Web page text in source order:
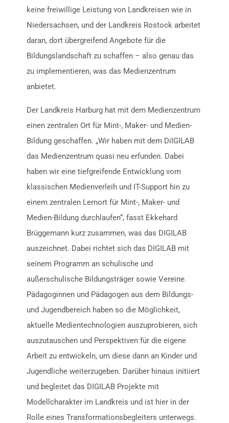
keine freiwillige Leistung von Landkreisen wie in
Niedersachsen, und der Landkreis Rostock arbeitet
daran, dort übergreifend Angebote für die
Bildungslandschaft zu schaffen – also genau das
zu implementieren, was das Medienzentrum
anbietet.
Der Landkreis Harburg hat mit dem Medienzentrum
einen zentralen Ort für Mint-, Maker- und Medien-
Bildung geschaffen. „Wir haben mit dem DiIGILAB
das Medienzentrum quasi neu erfunden. Dabei
haben wir eine tiefgreifende Entwicklung vom
klassischen Medienverleih und IT-Support hin zu
einem zentralen Lernort für Mint-, Maker- und
Medien-Bildung durchlaufen“, fasst Ekkehard
Brüggemann kurz zusammen, was das DIGILAB
auszeichnet. Dabei richtet sich das DIGILAB mit
seinem Programm an schulische und
außerschulische Bildungsträger sowie Vereine.
Pädagoginnen und Pädagogen aus dem Bildungs-
und Jugendbereich haben so die Möglichkeit,
aktuelle Medientechnologien auszuprobieren, sich
auszutauschen und Perspektiven für die eigene
Arbeit zu entwickeln, um diese dann an Kinder und
Jugendliche weiterzugeben. Darüber hinaus initiiert
und begleitet das DIGILAB Projekte mit
Modellcharakter im Landkreis und ist hier in der
Rolle eines Transformationsbegleiters unterwegs.